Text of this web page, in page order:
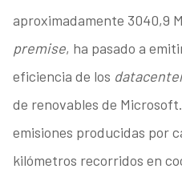
aproximadamente 3040,9
premise, ha pasado a
eficiencia de los
de renovables de
emisiones producidas por
kilómetros recorridos en